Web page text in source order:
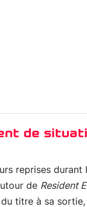
de
reprises durant
de Resident
titre à sa sortie,